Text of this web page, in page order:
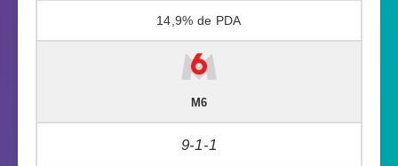
14,9%
M6
9-1-1